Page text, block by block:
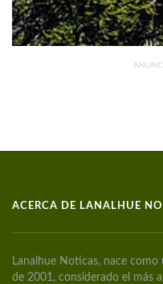
ACERCA DE LANALHUE
Lanalhue Noticas, nace
de 2001, considerado el más